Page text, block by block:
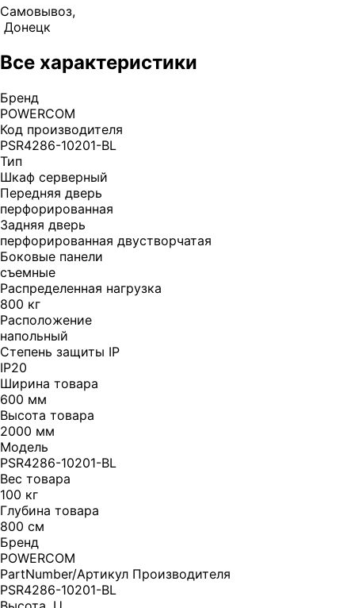
Самовывоз,
Донецк
Все характеристики
Бренд
POWERCOM
Код производителя
PSR4286-10201-BL
Тип
Шкаф серверный
Передняя дверь
перфорированная
Задняя дверь
перфорированная двустворчатая
Боковые панели
съемные
Распределенная нагрузка
800 кг
Расположение
напольный
Степень защиты IP
IP20
Ширина товара
600 мм
Высота товара
2000 мм
Модель
PSR4286-10201-BL
Вес товара
100 кг
Глубина товара
800 см
Бренд
POWERCOM
PartNumber/Артикул Производителя
PSR4286-10201-BL